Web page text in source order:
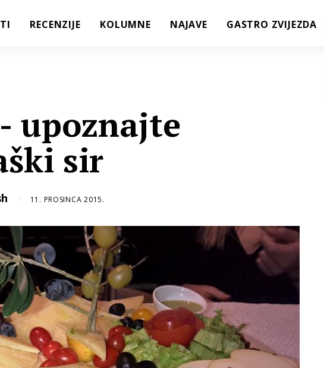
RECENZIJE KOLUMNE NAJAVE GASTRO ZVIJEZDA
upoznajte
sir
11. PROSINCA 2015.